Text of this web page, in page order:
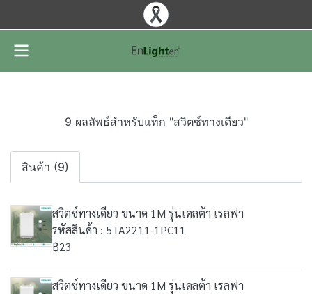
9 ผลลัพธ์สำหรับแท็ก "สวิตซ์ทางเดียว"
สินค้า (9)
สวิตซ์ทางเดียว ขนาด 1M รุ่นเดลต้า เรลฟา
รหัสสินค้า : 5TA2211-1PC11
฿23
สวิตซ์ทางเดียว ขนาด 1M รุ่นเดลต้า เรลฟา